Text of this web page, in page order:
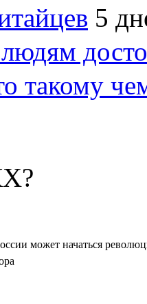
5
такому
может начаться